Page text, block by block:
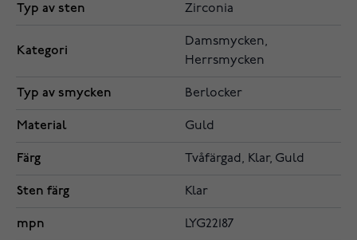
Typ av sten Zirconia
Kategori
Damsmycken,
Herrsmycken
Typ av smycken Berlocker
Material Guld
Färg Tvåfärgad, Klar, Guld
Sten färg Klar
mpn LYG22187